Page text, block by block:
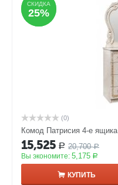
СКИДКА
25%
СКИДКА
25%
(0)
Комод Патрисия 4-е ящика
15,525 Р 20,700 Р
Вы экономите: 5,175 Р
КУПИТЬ